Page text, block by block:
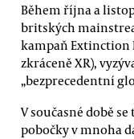
Během října a
britských
kampaň Extinction
zkráceně XR),
„bezprecedentní
V současné době
pobočky v mnoha